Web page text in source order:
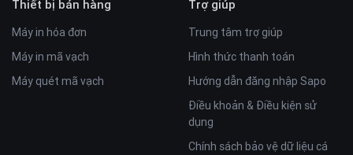
Thiết bị bán hàng
Máy in hóa đơn
Máy in mã vạch
Máy quét mã vạch
Trợ giúp
Trung tâm trợ giúp
Hình thức thanh toán
Hướng dẫn đăng nhập Sapo
Điều khoản & Điều kiện sử
dụng
Chính sách bảo vệ dữ liệu cá